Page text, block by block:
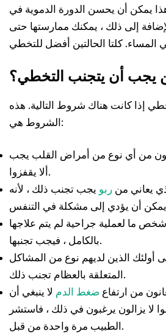
يمكن أن يحسن الدورة الدموية في
إلى ذلك ، يمكنك ممارستها حتى
يجب أن يتجنب التخطي؟
إذا كانت هناك شروط التالية. هذه
الشروط هي:
من أي نوع من أمراض القلب يجب
ألا يقفزوا.
يعاني من ربو يجب تجنب ذلك ، لأنه
ما لعملية جراحية لم يتم علاجها
بالكامل ، فيجب تجنبها.
أولئك الذين لديهم نوع من المشاكل
المتعلقة بالعظام تجنب ذلك.
من ارتفاع ضغط الدم لا ينبغي أن
لا يزالون يرغبون في ذلك ، فاستشر
الطبيب مرة واحدة من قبل.